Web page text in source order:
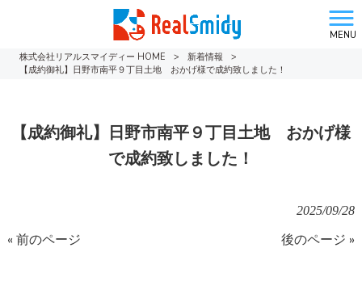
MENU
株式会社リアルスマイディー HOME
> 新着情報
>
【成約御礼】日野市南平９丁目土地 おかげ様で成約致しました！
【成約御礼】日野市南平９丁目土地 おかげ様
で成約致しました！
2025/09/28
« 前のページ 後のページ »